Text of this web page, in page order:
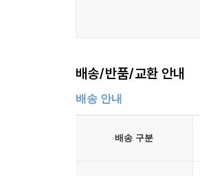
배송/반품/교환 안내
배송 안내
배송 구분